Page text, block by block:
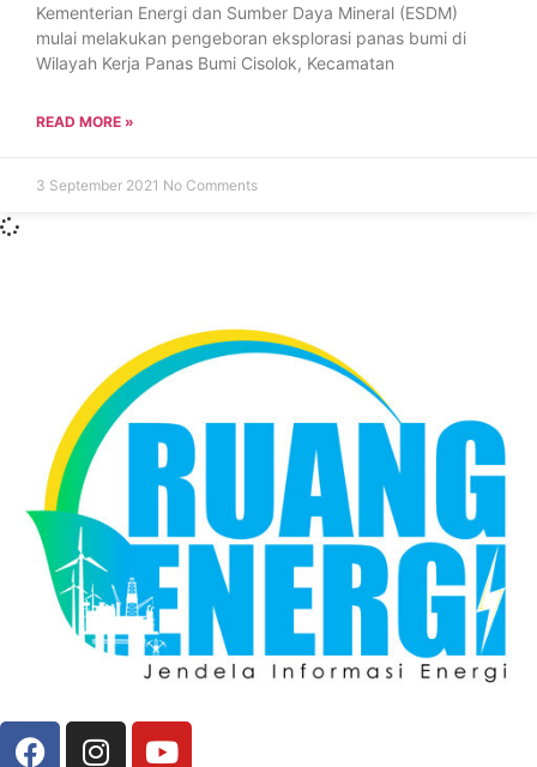
Kementerian Energi dan Sumber Daya Mineral (ESDM)
mulai melakukan pengeboran eksplorasi panas bumi di
Wilayah Kerja Panas Bumi Cisolok, Kecamatan
READ MORE »
3 September 2021 No Comments